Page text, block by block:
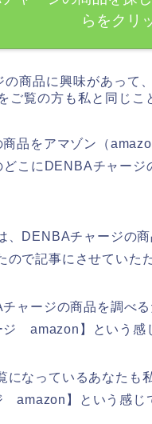
らをクリ
商品に興味があって
ご覧の方も私と同じこ
品をアマゾン（
こにDENBAチャージ
、DENBAチャージの
で記事にさせていた
チャージの商品を調べ
amazon】という感
になっているあなた
amazon】という感じ